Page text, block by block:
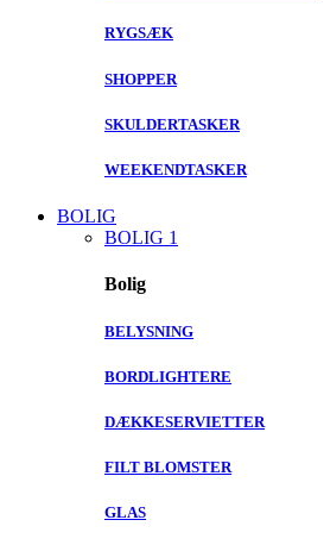
RYGSÆK
SHOPPER
SKULDERTASKER
WEEKENDTASKER
BOLIG
BOLIG 1
Bolig
BELYSNING
BORDLIGHTERE
DÆKKESERVIETTER
FILT BLOMSTER
GLAS